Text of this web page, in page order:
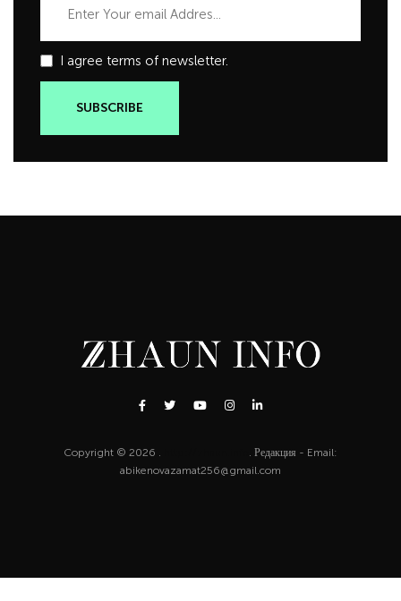
I agree terms of newsletter.
Copyright © 2026 .
. Редакция - Email:
abikenovazamat256@gmail.com